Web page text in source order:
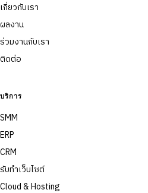
เกี่ยวกับเรา
ผลงาน
ร่วมงานกับเรา
ติดต่อ
บริการ
SMM
ERP
CRM
รับทำเว็บไซต์
Cloud & Hosting